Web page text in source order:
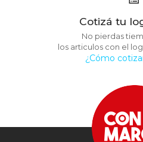
Cotizá tu
No pierdas
los articulos con el
¿Cómo